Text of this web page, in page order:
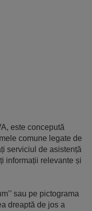
este concepută
comune legate de
serviciul de asistență
informații relevante și
sau pe pictograma
dreaptă de jos a